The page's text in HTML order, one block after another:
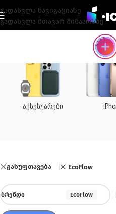
გადასვლა ნავიგაციაზე
გადასვლა მთავარ შინაარსზე
აქსესუარები
გასუფთავება EcoFlow
ᲑᲠᲔᲜᲓᲘ EcoFlow